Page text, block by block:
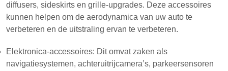
diffusers, sideskirts en grille-upgrades. Deze accessoires
kunnen helpen om de aerodynamica van uw auto te
verbeteren en de uitstraling ervan te verbeteren.
Elektronica-accessoires: Dit omvat zaken als
navigatiesystemen, achteruitrijcamera’s, parkeersensoren